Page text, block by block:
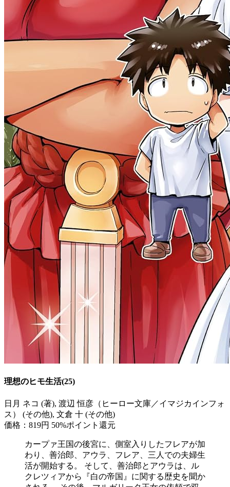
理想のヒモ生活(25)
日月 ネコ (著), 渡辺 恒彦（ヒーロー文庫／イマジカインフォ
ス） (その他), 文倉 十 (その他)
価格：819円 50%ポイント還元
カープァ王国の後宮に、側室入りしたフレアが加
わり、善治郎、アウラ、フレア、三人での夫婦生
活が開始する。 そして、善治郎とアウラは、ル
クレツィアから『白の帝国』に関する歴史を聞か